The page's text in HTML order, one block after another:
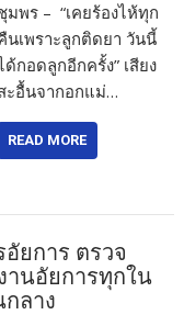
มพร – “เคยร้องไห้ทุก
นเพราะลูกติดยา วันนี้
ด้กอดลูกอีกครั้ง” เสียง
ะอื้นจากอกแม่…
READ MORE
ยการ ตรวจ
นอัยการทุกใน
ลาง